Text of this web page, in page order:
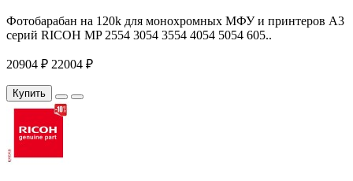
Фотобарабан на 120k для монохромных МФУ и принтеров A3
серий RICOH MP 2554 3054 3554 4054 5054 605..
20904 ₽ 22004 ₽
Купить